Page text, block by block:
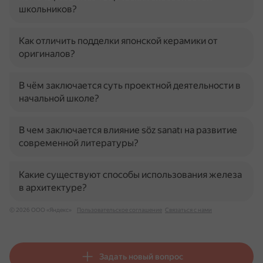
школьников?
Как отличить подделки японской керамики от
оригиналов?
В чём заключается суть проектной деятельности в
начальной школе?
В чем заключается влияние söz sanatı на развитие
современной литературы?
Какие существуют способы использования железа
в архитектуре?
© 2026 ООО «Яндекс» Пользовательское соглашение Связаться с нами
Задать новый вопрос